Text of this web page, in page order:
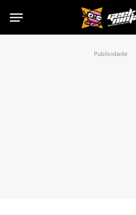
Publicidade